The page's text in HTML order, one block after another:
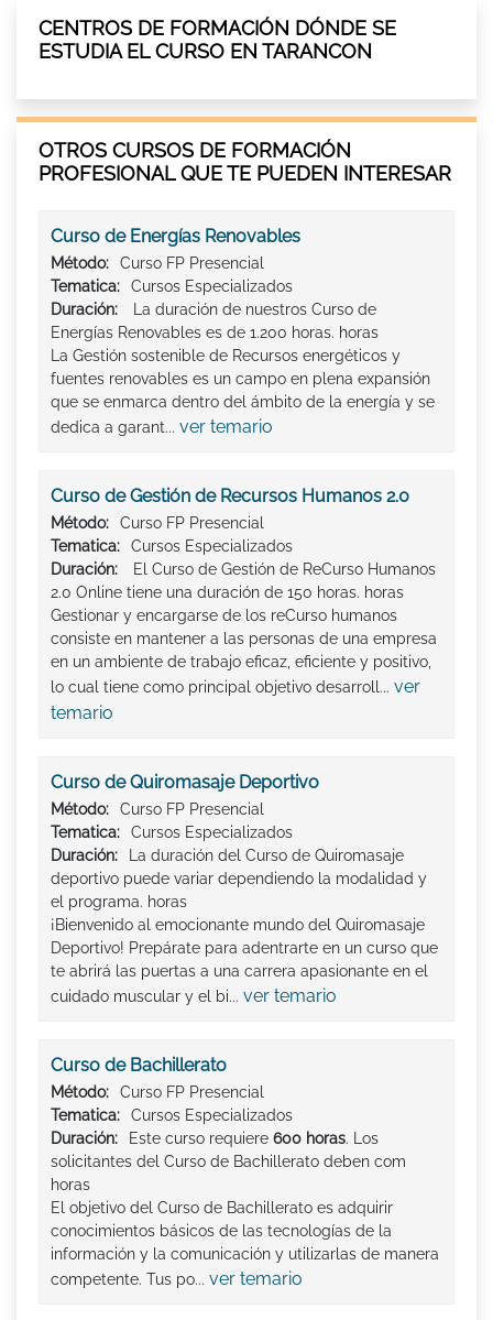
CENTROS DE FORMACIÓN DÓNDE SE
ESTUDIA EL CURSO EN TARANCON
OTROS CURSOS DE FORMACIÓN
PROFESIONAL QUE TE PUEDEN INTERESAR
Curso de Energías Renovables
Método:
Curso FP Presencial
Tematica:
Cursos Especializados
Duración:
La duración de nuestros Curso de
Energías Renovables es de 1.200 horas. horas
La Gestión sostenible de Recursos energéticos y
fuentes renovables es un campo en plena expansión
que se enmarca dentro del ámbito de la energía y se
dedica a garant... ver temario
Curso de Gestión de Recursos Humanos 2.0
Método:
Curso FP Presencial
Tematica:
Cursos Especializados
Duración:
El Curso de Gestión de ReCurso Humanos
2.0 Online tiene una duración de 150 horas. horas
Gestionar y encargarse de los reCurso humanos
consiste en mantener a las personas de una empresa
en un ambiente de trabajo eficaz, eficiente y positivo,
lo cual tiene como principal objetivo desarroll... ver
temario
Curso de Quiromasaje Deportivo
Método:
Curso FP Presencial
Tematica:
Cursos Especializados
Duración:
La duración del Curso de Quiromasaje
deportivo puede variar dependiendo la modalidad y
el programa. horas
¡Bienvenido al emocionante mundo del Quiromasaje
Deportivo! Prepárate para adentrarte en un curso que
te abrirá las puertas a una carrera apasionante en el
cuidado muscular y el bi... ver temario
Curso de Bachillerato
Método:
Curso FP Presencial
Tematica:
Cursos Especializados
Duración:
Este curso requiere 600 horas. Los
solicitantes del Curso de Bachillerato deben com
horas
El objetivo del Curso de Bachillerato es adquirir
conocimientos básicos de las tecnologías de la
información y la comunicación y utilizarlas de manera
competente. Tus po... ver temario